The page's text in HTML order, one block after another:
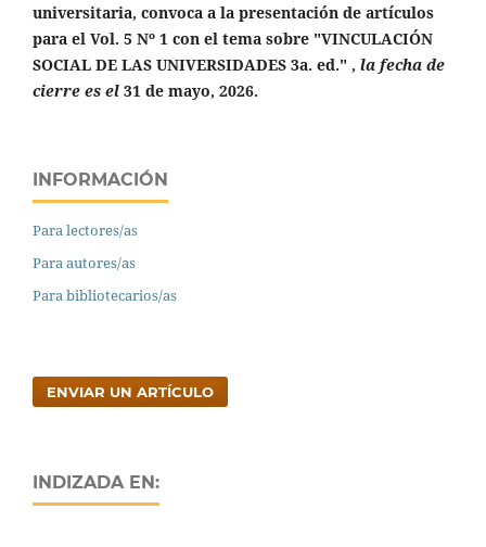
universitaria, convoca a la presentación de artículos
para el Vol. 5 Nº 1 con el tema sobre "VINCULACIÓN
SOCIAL DE LAS UNIVERSIDADES 3a. ed." , la fecha de
cierre es el 31 de mayo, 2026.
INFORMACIÓN
Para lectores/as
Para autores/as
Para bibliotecarios/as
ENVIAR UN ARTÍCULO
INDIZADA EN: